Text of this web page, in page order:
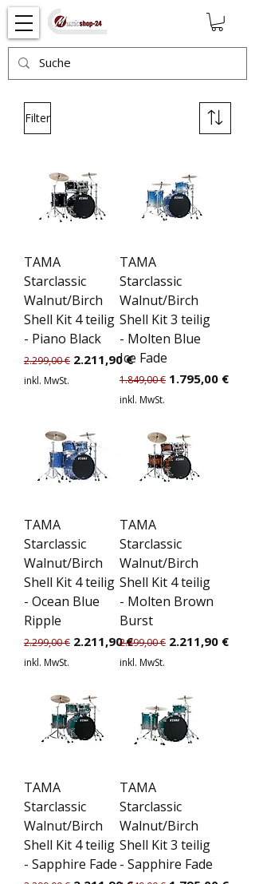
Filter
TAMA
Starclassic
Walnut/Birch
Shell Kit 4 teilig
- Piano Black
Standardpreis
2.299,00 € Sale-Preis
2.211,90 €
inkl. MwSt.
TAMA
Starclassic
Walnut/Birch
Shell Kit 3 teilig
- Molten Blue
Ice Fade
Standardpreis
1.849,00 € Sale-Preis
1.795,00 €
inkl. MwSt.
TAMA
Starclassic
Walnut/Birch
Shell Kit 4 teilig
- Ocean Blue
Ripple
Standardpreis
2.299,00 € Sale-Preis
2.211,90 €
inkl. MwSt.
TAMA
Starclassic
Walnut/Birch
Shell Kit 4 teilig
- Molten Brown
Burst
Standardpreis
2.299,00 € Sale-Preis
2.211,90 €
inkl. MwSt.
TAMA
Starclassic
Walnut/Birch
Shell Kit 4 teilig
- Sapphire Fade
TAMA
Starclassic
Walnut/Birch
Shell Kit 3 teilig
- Sapphire Fade